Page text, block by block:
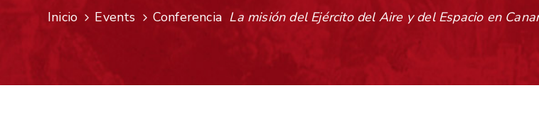
Inicio Events Conferencia La misión del Ejército del Aire y del Espacio en